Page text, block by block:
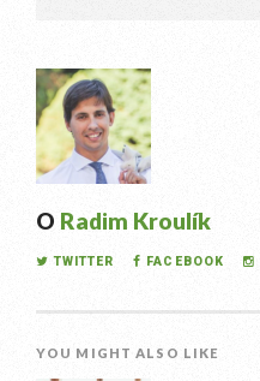
O Radim Kroulík
TWITTER FACEBOOK
YOU MIGHT ALSO LIKE